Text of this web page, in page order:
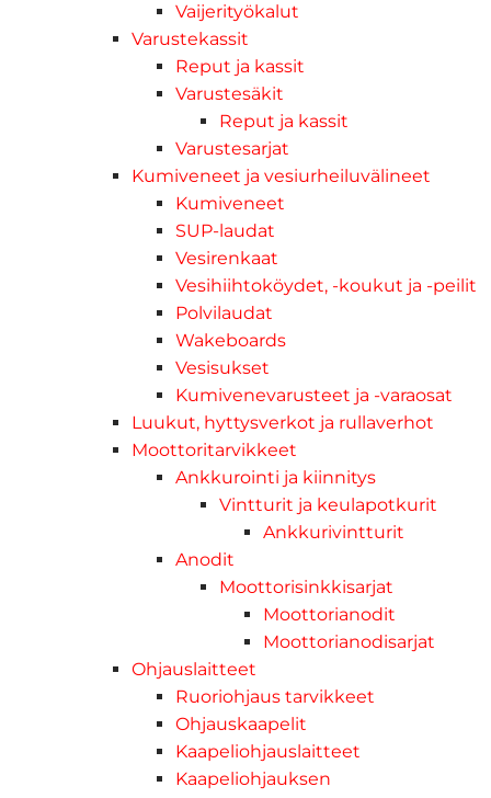
Vaijerityökalut
Varustekassit
Reput ja kassit
Varustesäkit
Reput ja kassit
Varustesarjat
Kumiveneet ja vesiurheiluvälineet
Kumiveneet
SUP-laudat
Vesirenkaat
Vesihiihtoköydet, -koukut ja -peilit
Polvilaudat
Wakeboards
Vesisukset
Kumivenevarusteet ja -varaosat
Luukut, hyttysverkot ja rullaverhot
Moottoritarvikkeet
Ankkurointi ja kiinnitys
Vintturit ja keulapotkurit
Ankkurivintturit
Anodit
Moottorisinkkisarjat
Moottorianodit
Moottorianodisarjat
Ohjauslaitteet
Ruoriohjaus tarvikkeet
Ohjauskaapelit
Kaapeliohjauslaitteet
Kaapeliohjauksen